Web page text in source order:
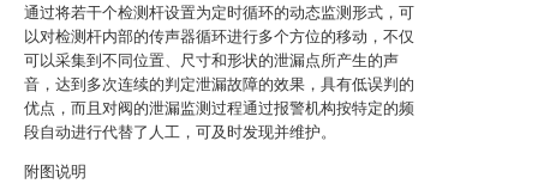
通过将若干个检测杆设置为定时循环的动态监测形式，可
以对检测杆内部的传声器循环进行多个方位的移动，不仅
可以采集到不同位置、尺寸和形状的泄漏点所产生的声
音，达到多次连续的判定泄漏故障的效果，具有低误判的
优点，而且对阀的泄漏监测过程通过报警机构按特定的频
段自动进行代替了人工，可及时发现并维护。
附图说明